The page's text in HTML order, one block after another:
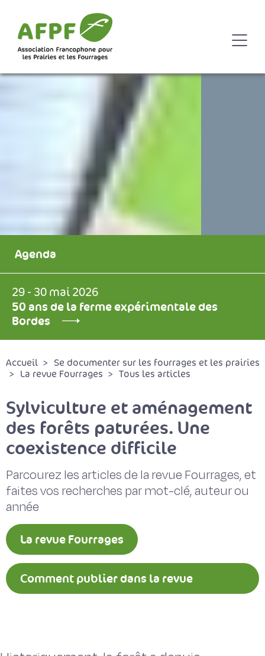
Agenda
29 - 30 mai 2026
50 ans de la ferme expérimentale des
Bordes
Accueil
Se documenter sur les fourrages et les prairies
La revue Fourrages
Tous les articles
Sylviculture et aménagement
des forêts paturées. Une
coexistence difficile
Parcourez les articles de la revue Fourrages, et
faites vos recherches par mot-clé, auteur ou
année
La revue Fourrages
Comment publier dans la revue